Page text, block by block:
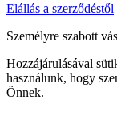
Elállás a szerződéstől
Személyre szabott
Hozzájárulásával
használunk, hogy
Önnek.